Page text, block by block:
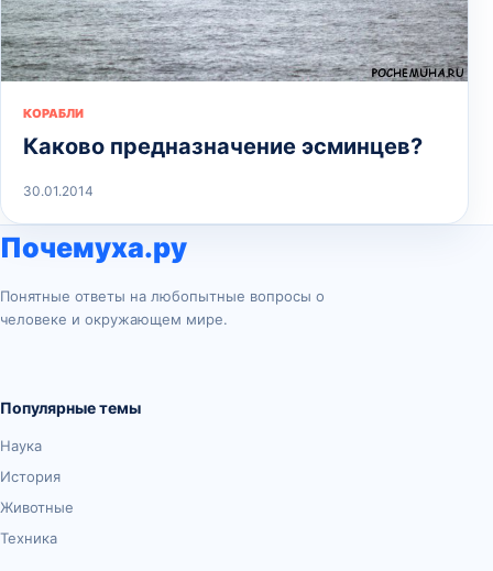
КОРАБЛИ
Каково предназначение эсминцев?
30.01.2014
Почемуха.ру
Понятные ответы на любопытные вопросы о
человеке и окружающем мире.
Популярные темы
Наука
История
Животные
Техника